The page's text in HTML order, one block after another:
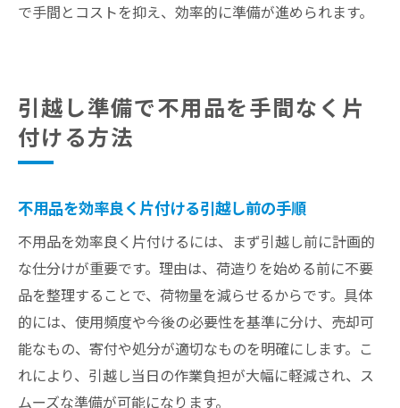
で手間とコストを抑え、効率的に準備が進められます。
引越し準備で不用品を手間なく片
付ける方法
不用品を効率良く片付ける引越し前の手順
不用品を効率良く片付けるには、まず引越し前に計画的
な仕分けが重要です。理由は、荷造りを始める前に不要
品を整理することで、荷物量を減らせるからです。具体
的には、使用頻度や今後の必要性を基準に分け、売却可
能なもの、寄付や処分が適切なものを明確にします。こ
れにより、引越し当日の作業負担が大幅に軽減され、ス
ムーズな準備が可能になります。